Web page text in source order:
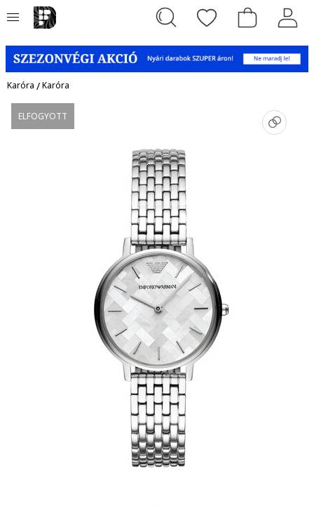
Karóra /Karóra
ELFOGYOTT